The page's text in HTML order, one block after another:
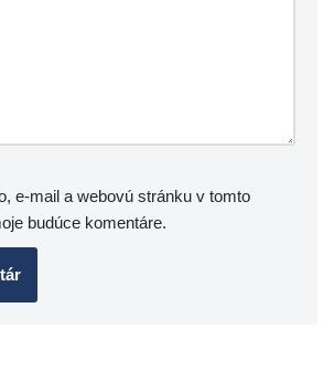
e-mail a webovú stránku v tomto
budúce komentáre.